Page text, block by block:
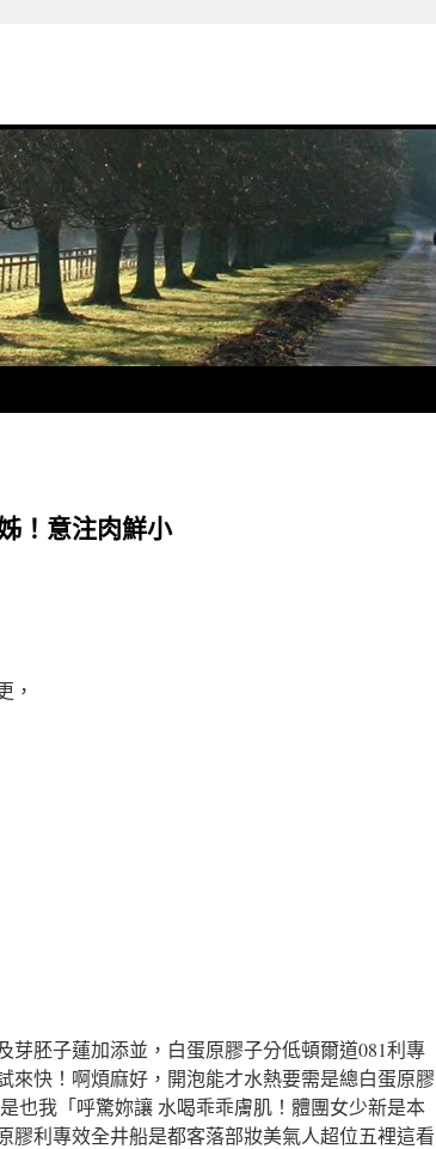
！意注肉鮮小
，
芽胚子蓮加添並，白蛋原膠子分低頓爾道081利專
來快！啊煩麻好，開泡能才水熱要需是總白蛋原膠
也我「呼驚妳讓 水喝乖乖膚肌！體團女少新是本
膠利專效全井船是都客落部妝美氣人超位五裡這看